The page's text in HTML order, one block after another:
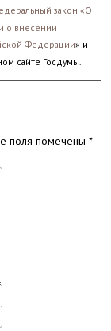
закон «О
о внесении
Федерации» и
сайте Госдумы.
поля помечены *